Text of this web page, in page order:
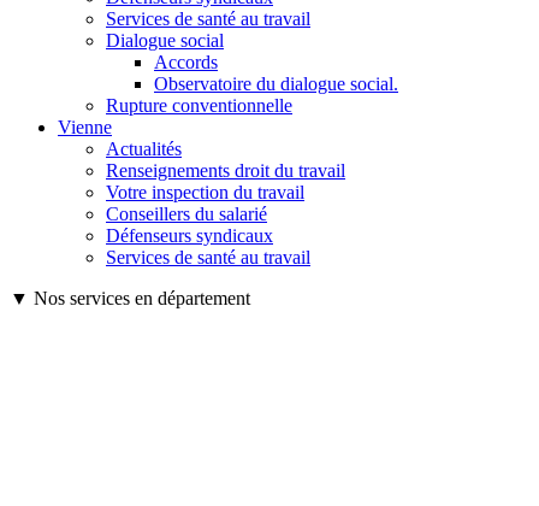
Services de santé au travail
Dialogue social
Accords
Observatoire du dialogue social.
Rupture conventionnelle
Vienne
Actualités
Renseignements droit du travail
Votre inspection du travail
Conseillers du salarié
Défenseurs syndicaux
Services de santé au travail
▼ Nos services en département